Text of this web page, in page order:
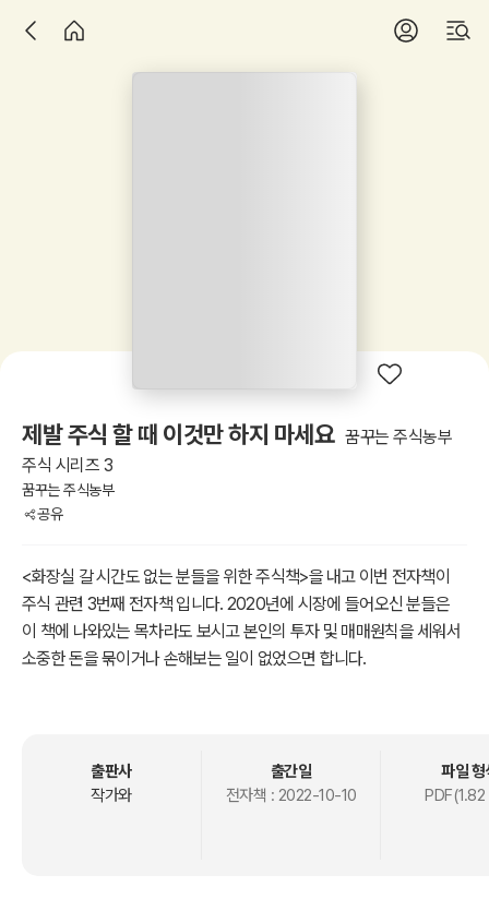
제발 주식 할 때 이것만 하지 마세요 꿈꾸는 주식농부
주식 시리즈 3
꿈꾸는 주식농부
공유
<화장실 갈 시간도 없는 분들을 위한 주식책>을 내고 이번 전자책이
주식 관련 3번째 전자책 입니다. 2020년에 시장에 들어오신 분들은
이 책에 나와있는 목차라도 보시고 본인의 투자 및 매매원칙을 세워서
소중한 돈을 묶이거나 손해보는 일이 없었으면 합니다.
출판사
작가와
출간일
전자책 : 2022-10-10
파일 형
PDF(1.82